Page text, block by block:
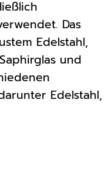
Das
Edelstahl,
und
Edelstahl,